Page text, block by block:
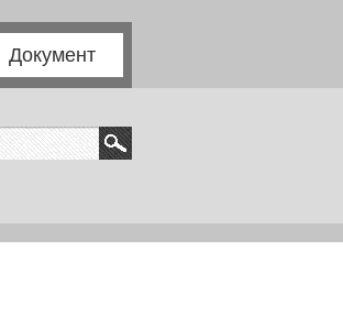
Документ